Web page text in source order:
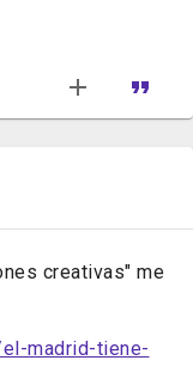
creativas" me
madrid-tiene-